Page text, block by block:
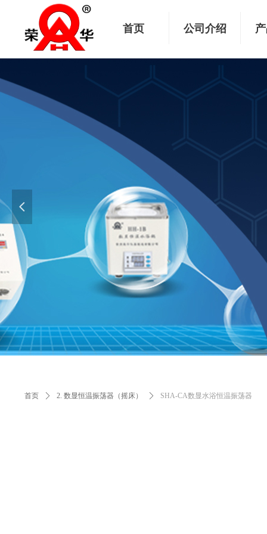
首页 公司介绍
넳
首页 ꄲ 2. 数显恒温振荡器（摇床） ꄲ SHA-CA数显水浴恒温振荡器